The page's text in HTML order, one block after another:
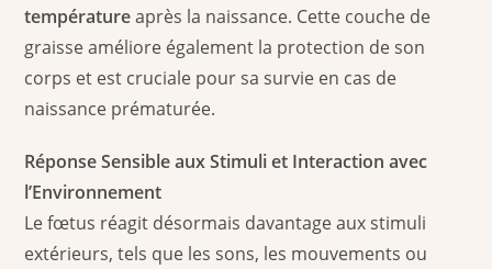
températureaprès la naissance. Cette couche de
graisse améliore également la protection de son
corps et est cruciale pour sa survie en cas de
naissance prématurée.
Réponse Sensible aux Stimuli et Interaction avec
l’Environnement
Le fœtus réagit désormais davantage aux stimuli
extérieurs, tels que les sons, les mouvements ou